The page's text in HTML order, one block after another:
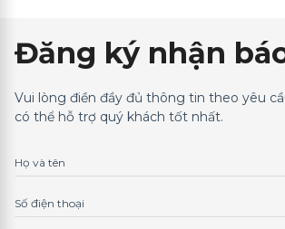
Đăng ký nhận
Vui lòng điền đầy đủ thông tin theo yêu
có thể hỗ trợ quý khách tốt nhất.
Họ và tên
Số điện thoại